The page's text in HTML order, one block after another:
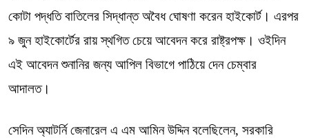
কোটা পদ্ধতি বাতিলের সিদ্ধান্ত অবৈধ ঘোষণা করেন হাইকোর্ট। এরপর
৯ জুন হাইকোর্টের রায় স্থগিত চেয়ে আবেদন করে রাষ্ট্রপক্ষ। ওইদিন
এই আবেদন শুনানির জন্য আপিল বিভাগে পাঠিয়ে দেন চেম্বার
আদালত।
সেদিন অ্যাটর্নি জেনারেল এ এম আমিন উদ্দিন বলেছিলেন, সরকারি